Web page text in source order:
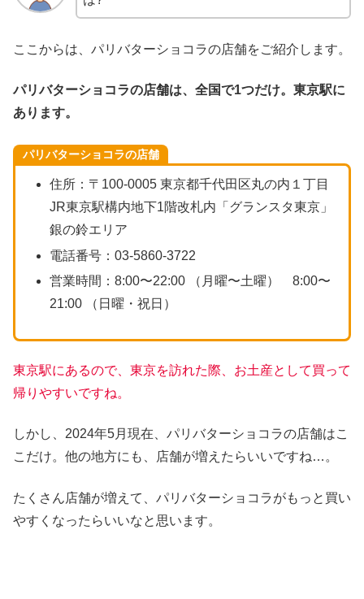
ここからは、パリバターショコラの店舗をご紹介します。
パリバターショコラの店舗は、全国で1つだけ。東京駅に
あります。
パリバターショコラの店舗
住所：〒100-0005 東京都千代田区丸の内１丁目
JR東京駅構内地下1階改札内「グランスタ東京」
銀の鈴エリア
電話番号：03-5860-3722
営業時間：8:00〜22:00 （月曜〜土曜） 8:00〜
21:00 （日曜・祝日）
東京駅にあるので、東京を訪れた際、お土産として買って
帰りやすいですね。
しかし、2024年5月現在、パリバターショコラの店舗はこ
こだけ。他の地方にも、店舗が増えたらいいですね…。
たくさん店舗が増えて、パリバターショコラがもっと買い
やすくなったらいいなと思います。